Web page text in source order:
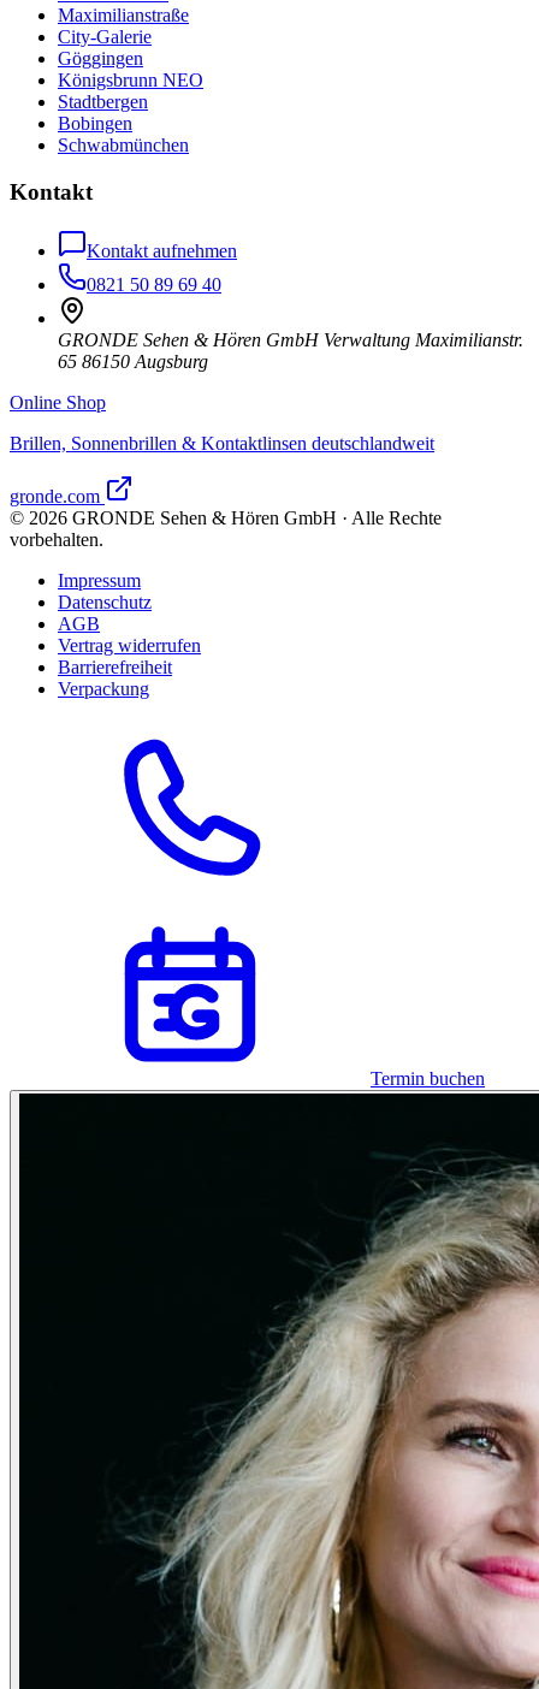
Maximilianstraße
City-Galerie
Göggingen
Königsbrunn NEO
Stadtbergen
Bobingen
Schwabmünchen
Kontakt
Kontakt aufnehmen
0821 50 89 69 40
GRONDE Sehen & Hören GmbH Verwaltung Maximilianstr.
65 86150 Augsburg
Online Shop
Brillen, Sonnenbrillen & Kontaktlinsen deutschlandweit
gronde.com
© 2026 GRONDE Sehen & Hören GmbH · Alle Rechte
vorbehalten.
Impressum
Datenschutz
AGB
Vertrag widerrufen
Barrierefreiheit
Verpackung
Termin buchen